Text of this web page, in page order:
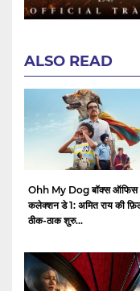
ALSO READ
Ohh My Dog बॉक्स ऑफिस
कलेक्शन डे 1: अमित राय की
ठीक-ठाक शुरु...